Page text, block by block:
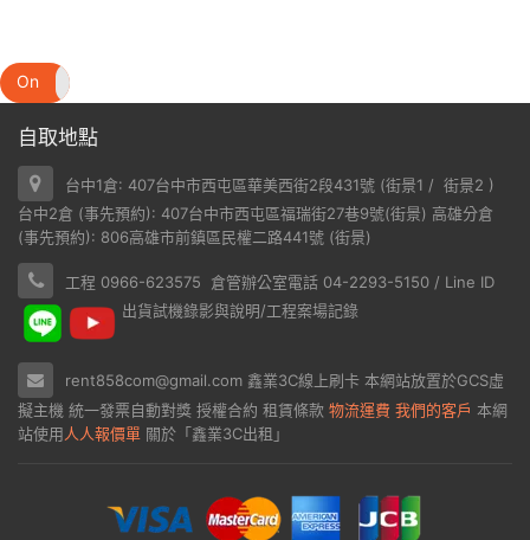
On
自取地點
台中1倉: 407台中市西屯區華美西街2段431號 (街景1 / 街景2 )
台中2倉 (事先預約): 407台中市西屯區福瑞街27巷9號(街景) 高雄分倉
(事先預約): 806高雄市前鎮區民權二路441號 (街景)
工程 0966-623575 倉管辦公室電話 04-2293-5150 / Line ID
出貨試機錄影與說明/工程案場記錄
rent858com@gmail.com 鑫業3C線上刷卡 本網站放置於GCS虛
擬主機 統一發票自動對獎 授權合約 租賃條款 物流運費 我們的客戶 本網
站使用人人報價單 關於「鑫業3C出租」